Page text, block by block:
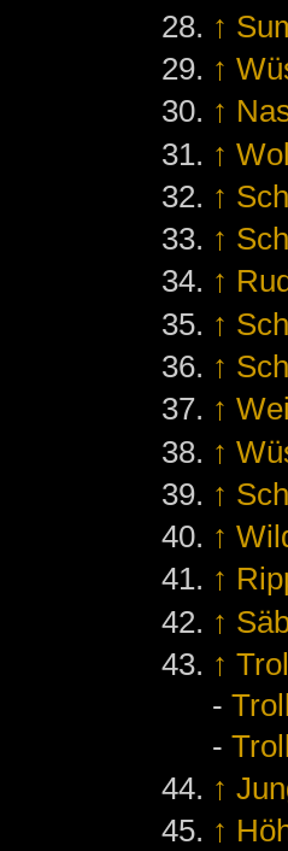
↑
↑
↑
↑
↑
↑
↑
↑
↑
↑
↑
↑
↑
↑
↑
↑
-Troll
-Troll
↑
↑